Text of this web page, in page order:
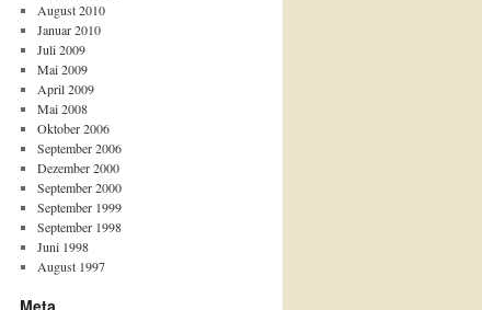
August 2010
Januar 2010
Juli 2009
Mai 2009
April 2009
Mai 2008
Oktober 2006
September 2006
Dezember 2000
September 2000
September 1999
September 1998
Juni 1998
August 1997
Meta